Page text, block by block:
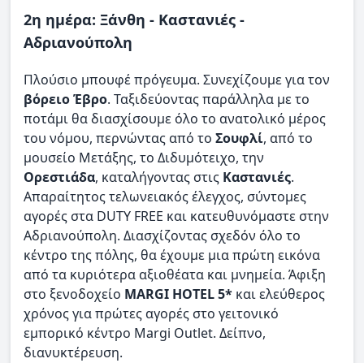
2η ημέρα: Ξάνθη - Καστανιές -
Αδριανούπολη
Πλούσιο μπουφέ πρόγευμα. Συνεχίζουμε για τον
βόρειο Έβρο. Ταξιδεύοντας παράλληλα με το
ποτάμι θα διασχίσουμε όλο το ανατολικό μέρος
του νόμου, περνώντας από το Σουφλί, από το
μουσείο Μετάξης, το Διδυμότειχο, την
Ορεστιάδα, καταλήγοντας στις Καστανιές.
Απαραίτητος τελωνειακός έλεγχος, σύντομες
αγορές στα DUTY FREE και κατευθυνόμαστε στην
Αδριανούπολη. Διασχίζοντας σχεδόν όλο το
κέντρο της πόλης, θα έχουμε μια πρώτη εικόνα
από τα κυριότερα αξιοθέατα και μνημεία. Άφιξη
στο ξενοδοχείο MARGI HOTEL 5* και ελεύθερος
χρόνος για πρώτες αγορές στο γειτονικό
εμπορικό κέντρο Margi Outlet. Δείπνο,
διανυκτέρευση.